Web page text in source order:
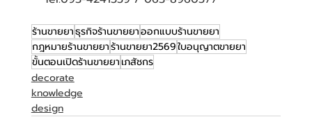
ร้านขายยาธุรกิจร้านขายยาออกแบบร้านขายยา
กฎหมายร้านขายยาร้านขายยา2569ใบอนุญาตขายยา
ขั้นตอนเปิดร้านขายยาเภสัชกร
decorate
knowledge
design